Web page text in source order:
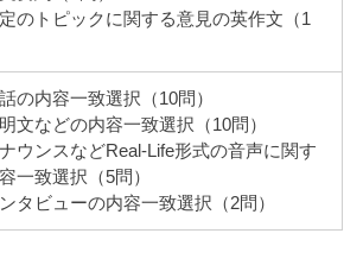
定のトピックに関する意見の英作文（1
話の内容一致選択（10問）
明文などの内容一致選択（10問）
ナウンスなどReal-Life形式の音声に関す
一致選択（5問）
ンタビューの内容一致選択（2問）